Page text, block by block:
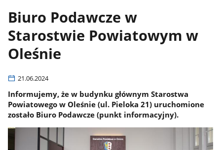
Biuro Podawcze w
Starostwie Powiatowym w
Oleśnie
21.06.2024
Informujemy, że w budynku głównym Starostwa
Powiatowego w Oleśnie (ul. Pieloka 21) uruchomione
zostało Biuro Podawcze (punkt informacyjny).